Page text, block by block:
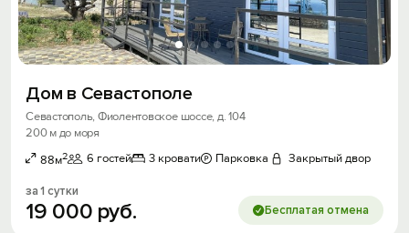
Дом в Севастополе
Севастополь, Фиолентовское шоссе, д. 104
200 м до моря
88м2 6 гостей 3 кровати Парковка Закрытый двор
за 1 сутки
19 000 руб. Бесплатая отмена